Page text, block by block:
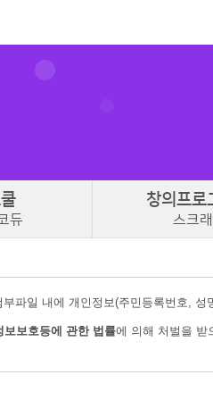
듀
창의프로
스크래
파일 내에 개인정보(주민등록번호,
보호등에 관한 법률에 의해 처벌을 받